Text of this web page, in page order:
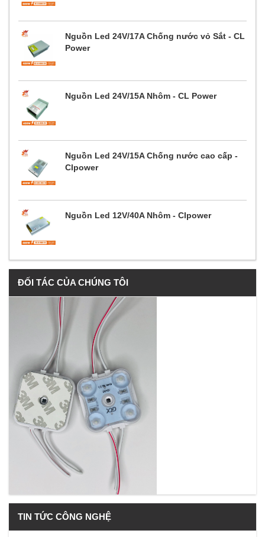
Nguồn Led 24V/17A Chống nước vỏ Sắt - CL
Power
Nguồn Led 24V/15A Nhôm - CL Power
Nguồn Led 24V/15A Chống nước cao cấp -
Clpower
Nguồn Led 12V/40A Nhôm - Clpower
ĐỐI TÁC CỦA CHÚNG TÔI
TIN TỨC CÔNG NGHỆ